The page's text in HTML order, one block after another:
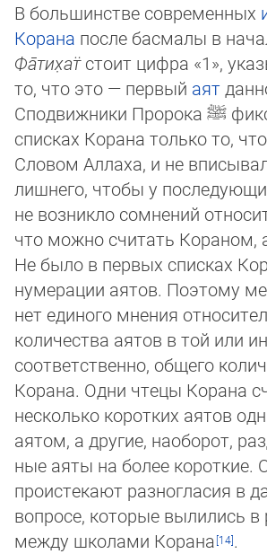
В большинстве современных
Корана после басмалы в
Фа̄­ти­х̣ат̈стоит цифра «1»,
то, что это — первый аят
Сподвижники Пророка ﷺ
списках Корана только то,
Сло­вом Аллаха, и не
лишнего, чтобы у
не возникло сомнений
что можно считать Кораном,
Не было в первых списках
нумерации аятов. Поэтому
нет единого мнения
количества аятов в той или
соответственно, общего
Корана. Одни чтецы Корана
несколько коротких аятов
аятом, а другие, наоборот,
ные аяты на более короткие.
проистекают разногласия в
вопросе, которые вылились в
меж­ду шко­лами Корана
.